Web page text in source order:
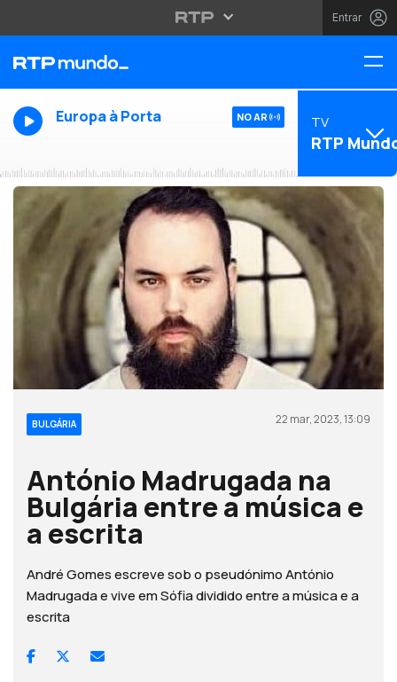
Entrar
Europa à Porta NO AR TV
RTP
BULGÁRIA 22 mar, 2023, 13:09
António Madrugada na
Bulgária entre a música e
a escrita
André Gomes escreve sob o pseudónimo António
Madrugada e vive em Sófia dividido entre a música e a
escrita